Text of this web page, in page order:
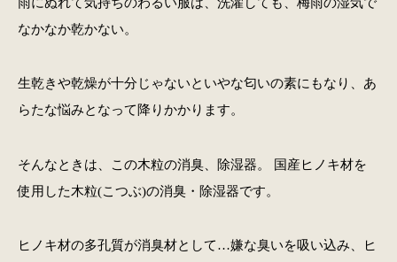
なかなか乾かない。
生乾きや乾燥が十分じゃないといやな匂いの素にもなり、あ
らたな悩みとなって降りかかります。
そんなときは、この木粒の消臭、除湿器。 国産ヒノキ材を
使用した木粒(こつぶ)の消臭・除湿器です。
ヒノキ材の多孔質が消臭材として…嫌な臭いを吸い込み、ヒ